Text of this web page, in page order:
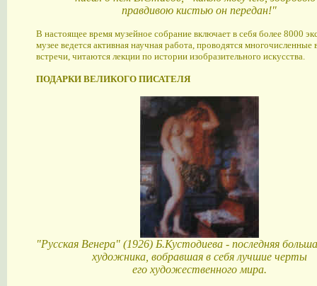
правдивою кистью он передан!"
В настоящее время музейное собрание включает в себя более 8000
музее ведется активная научная работа, проводятся многочисленные
встречи, читаются лекции по истории изобразительного искусства.
ПОДАРКИ ВЕЛИКОГО ПИСАТЕЛЯ
"Русская Венера" (1926) Б.Кустодиева - последняя
художника, вобравшая в себя лучшие черты
его художественного мира.